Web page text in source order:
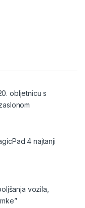
obljetnicu s
4 najtanji
vozila,